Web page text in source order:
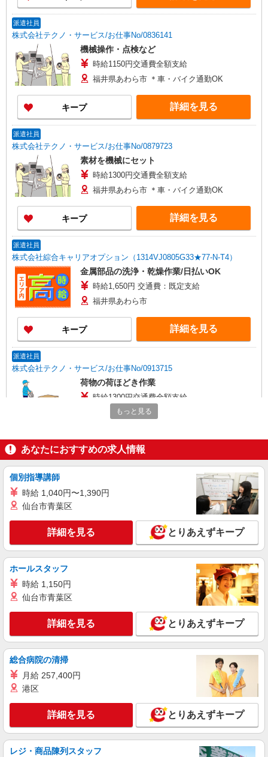
派遣社員
株式会社テクノ・サービス/お仕事No/0836141
機械操作・点検など
時給1150円交通費全額支給
福井県あわら市 ＊車・バイク通勤OK
キープ 詳細を見る
派遣社員
株式会社テクノ・サービス/お仕事No/0879723
素材を機械にセット
時給1300円交通費全額支給
福井県あわら市 ＊車・バイク通勤OK
キープ 詳細を見る
派遣社員
株式会社綜合キャリアオプション（1314VJ0805G33★77-N-T4）
金属部品の洗浄・乾燥作業/日払いOK
時給1,650円 交通費：既定支給
福井県あわら市
キープ 詳細を見る
派遣社員
株式会社テクノ・サービス/お仕事No/0913715
荷物の荷ほどき作業
時給1300円交通費全額支給
福井県あわら市 ＊車・バイク通勤OK
キープ 詳細を見る
派遣社員
株式会社テクノ・サービス/お仕事No/0879739
機械オペレーターなど
福井県あわら市 ＊車・バイク通勤OK
キープ 詳細を見る
派遣社員
株式会社テクノ・サービス/お仕事No/0845501
時給1200円交通費全額支給
福井県あわら市
キープ 詳細を見る
派遣社員
株式会社テクノ・サービス/お仕事No/0912902
機械オペレーター
時給1250円交通費全額支給
福井県あわら市 ＊車・バイク通勤OK
もっと見る
あなたにおすすめの求人情報
個別指導講師
時給 1,040円〜1,390円
仙台市青葉区
詳細を見る とりあえずキープ
ホールスタッフ
時給 1,150円
仙台市青葉区
詳細を見る とりあえずキープ
総合病院の清掃
月給 257,400円
港区
詳細を見る とりあえずキープ
レジ・商品陳列スタッフ